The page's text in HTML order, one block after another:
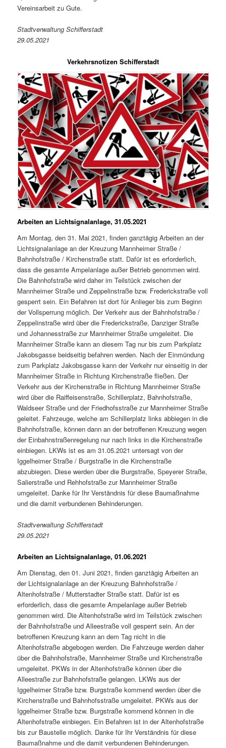
Vereinsarbeit zu Gute.
Stadtverwaltung Schifferstadt
29.05.2021
Verkehrsnotizen Schifferstadt
Arbeiten an Lichtsignalanlage, 31.05.2021
Am Montag, den 31. Mai 2021, finden ganztägig Arbeiten an der
Lichtsignalanlage an der Kreuzung Mannheimer Straße /
Bahnhofstraße / Kirchenstraße statt. Dafür ist es erforderlich,
dass die gesamte Ampelanlage außer Betrieb genommen wird.
Die Bahnhofstraße wird daher im Teilstück zwischen der
Mannheimer Straße und Zeppelinstraße bzw. Frederickstraße voll
gesperrt sein. Ein Befahren ist dort für Anlieger bis zum Beginn
der Vollsperrung möglich. Der Verkehr aus der Bahnhofstraße /
Zeppelinstraße wird über die Frederickstraße, Danziger Straße
und Johannesstraße zur Mannheimer Straße umgeleitet. Die
Mannheimer Straße kann an diesem Tag nur bis zum Parkplatz
Jakobsgasse beidseitig befahren werden. Nach der Einmündung
zum Parkplatz Jakobsgasse kann der Verkehr nur einseitig in der
Mannheimer Straße in Richtung Kirchenstraße fließen. Der
Verkehr aus der Kirchenstraße in Richtung Mannheimer Straße
wird über die Raiffeisenstraße, Schillerplatz, Bahnhofstraße,
Waldseer Straße und der Friedhofsstraße zur Mannheimer Straße
geleitet. Fahrzeuge, welche am Schillerplatz links abbiegen in die
Bahnhofstraße, können dann an der betroffenen Kreuzung wegen
der Einbahnstraßenregelung nur nach links in die Kirchenstraße
einbiegen. LKWs ist es am 31.05.2021 untersagt von der
Iggelheimer Straße / Burgstraße in die Kirchenstraße
abzubiegen. Diese werden über die Burgstraße, Speyerer Straße,
Salierstraße und Rehhofstraße zur Mannheimer Straße
umgeleitet. Danke für Ihr Verständnis für diese Baumaßnahme
und die damit verbundenen Behinderungen.
Stadtverwaltung Schifferstadt
29.05.2021
Arbeiten an Lichtsignalanlage, 01.06.2021
Am Dienstag, den 01. Juni 2021, finden ganztägig Arbeiten an
der Lichtsignalanlage an der Kreuzung Bahnhofstraße /
Altenhofstraße / Mutterstadter Straße statt. Dafür ist es
erforderlich, dass die gesamte Ampelanlage außer Betrieb
genommen wird. Die Altenhofstraße wird im Teilstück zwischen
der Bahnhofstraße und Alleestraße voll gesperrt sein. An der
betroffenen Kreuzung kann an dem Tag nicht in die
Altenhofstraße abgebogen werden. Die Fahrzeuge werden daher
über die Bahnhofstraße, Mannheimer Straße und Kirchenstraße
umgeleitet. PKWs in der Altenhofstraße können über die
Alleestraße zur Bahnhofstraße gelangen. LKWs aus der
Iggelheimer Straße bzw. Burgstraße kommend werden über die
Kirchenstraße und Bahnhofsstraße umgeleitet. PKWs aus der
Iggelheimer Straße bzw. Burgstraße kommend können in die
Altenhofstraße einbiegen. Ein Befahren ist in der Altenhofstraße
bis zur Baustelle möglich. Danke für Ihr Verständnis für diese
Baumaßnahme und die damit verbundenen Behinderungen.